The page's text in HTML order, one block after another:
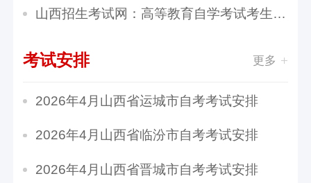
山西招生考试网：高等教育自学考试考生答题注意...
考试安排 更多
​2026年4月山西省运城市自考考试安排
​2026年4月山西省临汾市自考考试安排
​2026年4月山西省晋城市自考考试安排